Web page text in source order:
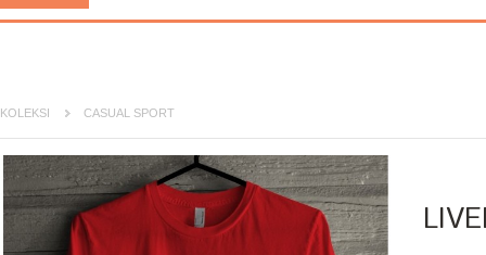
KOLEKSI CASUAL SPORT